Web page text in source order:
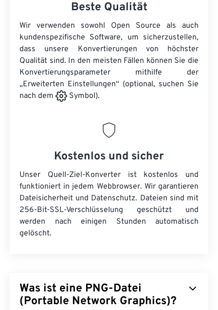
Beste Qualität
Wir verwenden sowohl Open Source als auch
kundenspezifische Software, um sicherzustellen,
dass unsere Konvertierungen von höchster
Qualität sind. In den meisten Fällen können Sie die
Konvertierungsparameter mithilfe der
„Erweiterten Einstellungen“ (optional, suchen Sie
nach dem
Symbol).
Kostenlos und sicher
Unser Quell-Ziel-Konverter ist kostenlos und
funktioniert in jedem Webbrowser. Wir garantieren
Dateisicherheit und Datenschutz. Dateien sind mit
256-Bit-SSL-Verschlüsselung geschützt und
werden nach einigen Stunden automatisch
gelöscht.
Was ist eine PNG-Datei
(Portable Network Graphics)?